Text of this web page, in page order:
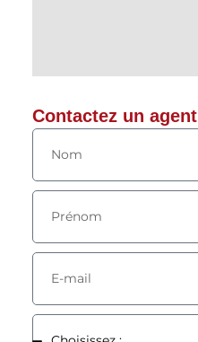
Contactez un agent